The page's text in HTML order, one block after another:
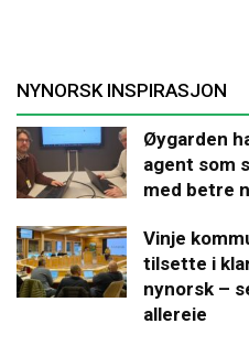
NYNORSK INSPIRASJON
Øygarden
agent som
med betre
Vinje
tilsette i
nynorsk –
allereie